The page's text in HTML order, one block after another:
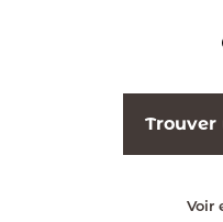
Trouver
Voir